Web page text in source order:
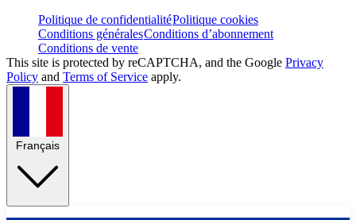
Politique de confidentialitéPolitique cookies
Conditions généralesConditions d’abonnement
Conditions de vente
This site is protected by reCAPTCHA, and the Google Privacy
Policy and Terms of Service apply.
Français